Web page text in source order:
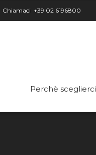
Chiamaci +39 02 6196800
Perchè sceglierci